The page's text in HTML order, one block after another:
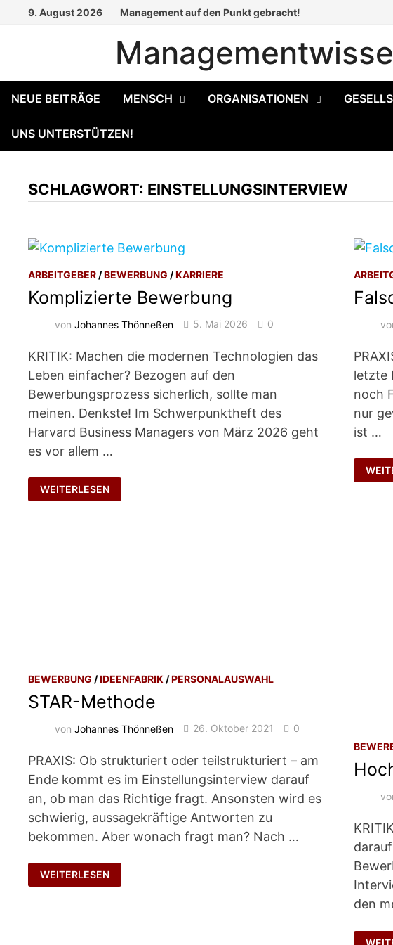
9. August 2026 Management auf den Punkt gebracht!
NEUE BEITRÄGE MENSCH ORGANISATIONEN
UNS UNTERSTÜTZEN!
SCHLAGWORT: EINSTELLUNGSINTERVIEW
ARBEITGEBER /BEWERBUNG /KARRIERE
Komplizierte Bewerbung
vonJohannes Thönneßen 5. Mai 2026 0
KRITIK: Machen die modernen Technologien das
Leben einfacher? Bezogen auf den
Bewerbungsprozess sicherlich, sollte man
meinen. Denkste! Im Schwerpunktheft des
Harvard Business Managers von März 2026 geht
es vor allem …
KOMPLIZIERTE
BEWERBUNG
WEITERLESEN
letzte
noch
nur
ist …
BEWERBUNG /IDEENFABRIK /PERSONALAUSWAHL
STAR-Methode
vonJohannes Thönneßen 26. Oktober 2021 0
PRAXIS: Ob strukturiert oder teilstrukturiert – am
Ende kommt es im Einstellungsinterview darauf
an, ob man das Richtige fragt. Ansonsten wird es
schwierig, aussagekräftige Antworten zu
bekommen. Aber wonach fragt man? Nach …
STAR-
METHODE
WEITERLESEN
den